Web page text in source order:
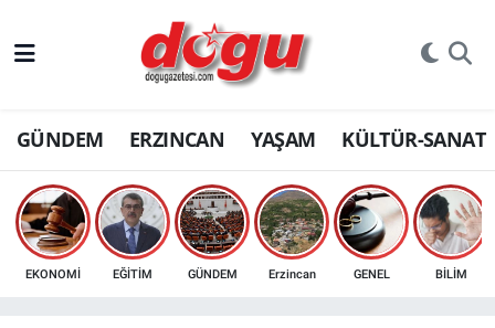
GÜNDEM ERZINCAN YAŞAM KÜLTÜR-SANAT
EKONOMİ EĞİTİM GÜNDEM Erzincan GENEL BİLİM
ERZINCAN
GÜNDEM
ERZİNCAN FOTOĞRAFLARI
SAĞLIK